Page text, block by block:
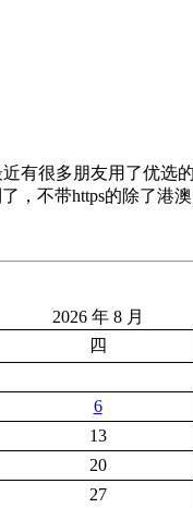
有很多朋友用了优
，不带https的除了港
2026 年 8 月
四
6
13
20
27